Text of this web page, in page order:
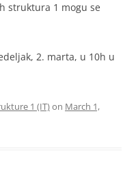
struktura 1 mogu se
2. marta, u 10h u
1 (IT)on March 1,